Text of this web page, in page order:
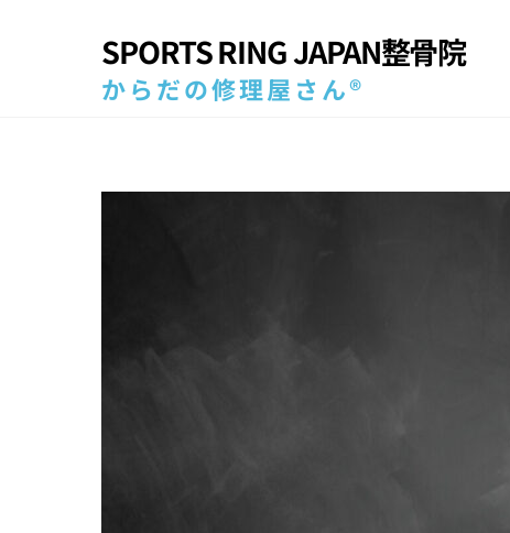
SPORTS RING JAPAN整骨院
からだの修理屋さん®